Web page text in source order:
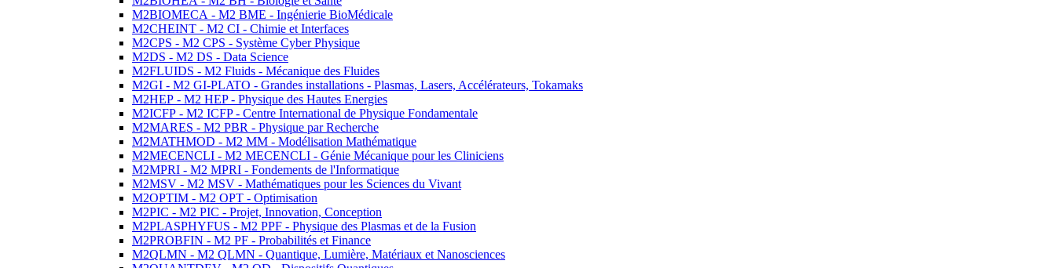
M2BIOMECA - M2 BME - Ingénierie BioMédicale
M2CHEINT - M2 CI - Chimie et Interfaces
M2CPS - M2 CPS - Système Cyber Physique
M2DS - M2 DS - Data Science
M2FLUIDS - M2 Fluids - Mécanique des Fluides
M2GI - M2 GI-PLATO - Grandes installations - Plasmas, Lasers, Accélérateurs, Tokamaks
M2HEP - M2 HEP - Physique des Hautes Energies
M2ICFP - M2 ICFP - Centre International de Physique Fondamentale
M2MARES - M2 PBR - Physique par Recherche
M2MATHMOD - M2 MM - Modélisation Mathématique
M2MECENCLI - M2 MECENCLI - Génie Mécanique pour les Cliniciens
M2MPRI - M2 MPRI - Fondements de l'Informatique
M2MSV - M2 MSV - Mathématiques pour les Sciences du Vivant
M2OPTIM - M2 OPT - Optimisation
M2PIC - M2 PIC - Projet, Innovation, Conception
M2PLASPHYFUS - M2 PPF - Physique des Plasmas et de la Fusion
M2PROBFIN - M2 PF - Probabilités et Finance
M2QLMN - M2 QLMN - Quantique, Lumière, Matériaux et Nanosciences